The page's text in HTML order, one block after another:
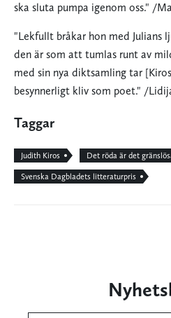
ska sluta pumpa igenom oss." /
"Lekfullt bråkar hon med Julians
den är som att tumlas runt av
med sin nya diktsamling tar
besynnerligt kliv som poet." /
Taggar
Judith Kiros Det röda är det
Svenska Dagbladets litteraturpris